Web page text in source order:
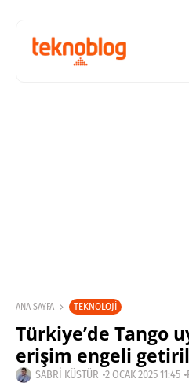
ANA SAYFA TEKNOLOJI
Türkiye’de Tango
erişim engeli
SABRI KÜSTÜR 2 OCAK 2025 11:45